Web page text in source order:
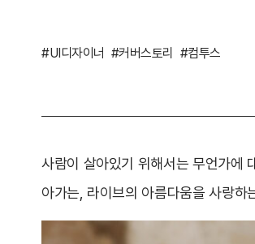
#UI디자이너 #커버스토리 #컴투스
사람이 살아있기 위해서는 무언가에
아가는, 라이브의 아름다움을 사랑하